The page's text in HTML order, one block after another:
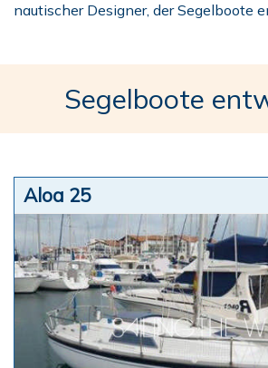
nautischer Designer, der Segelboote
Segelboote
Aloa 25